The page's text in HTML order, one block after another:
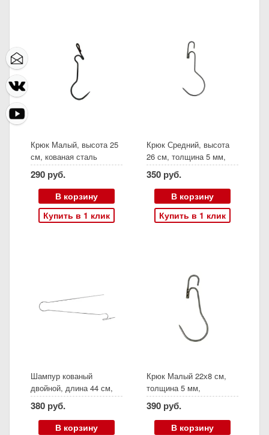
Крюк Малый, высота 25
см, кованая сталь
290 руб.
В корзину
Купить в 1 клик
Крюк Средний, высота
26 см, толщина 5 мм,
нержавеющая сталь
350 руб.
В корзину
Купить в 1 клик
Шампур кованый
двойной, длина 44 см,
нержавеющая сталь
(Амфора)
380 руб.
В корзину
Крюк Малый 22х8 см,
толщина 5 мм,
нержавеющая сталь
390 руб.
В корзину